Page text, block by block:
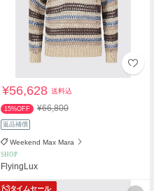
¥56,628送料込
15%OFF ¥66,800
返品補償
Weekend Max Mara
SHOP
FlyingLux
タイムセール